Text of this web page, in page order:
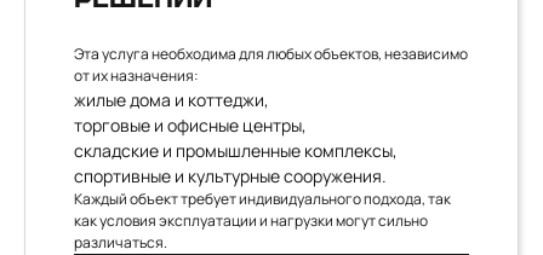
Эта услуга необходима для любых объектов, независимо
от их назначения:
жилые дома и коттеджи,
торговые и офисные центры,
складские и промышленные комплексы,
спортивные и культурные сооружения.
Каждый объект требует индивидуального подхода, так
как условия эксплуатации и нагрузки могут сильно
различаться.